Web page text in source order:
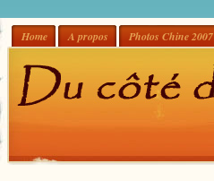
Home A propos Photos Chine 2007